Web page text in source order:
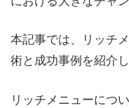
本記事では、リッチ
術と成功事例を紹介し
リッチメニューにつ